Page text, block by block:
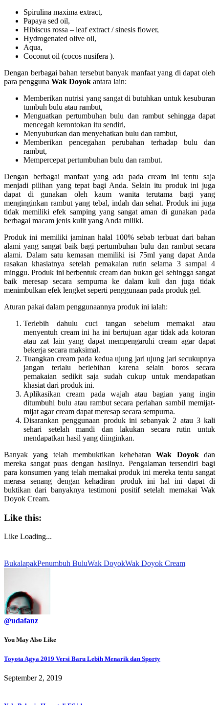
Spirulina maxima extract,
Papaya sed oil,
Hibiscus rossa – leaf extract / sinesis flower,
Hydrogenated olive oil,
Aqua,
Coconut oil (cocos nusifera ).
Dengan berbagai bahan tersebut banyak manfaat yang di dapat oleh
para pengguna Wak Doyok antara lain:
Memberikan nutrisi yang sangat di butuhkan untuk kesuburan
tumbuh bulu atau rambut,
Menguatkan pertumbuhan bulu dan rambut sehingga dapat
mencegah kerontokan itu sendiri,
Menyuburkan dan menyehatkan bulu dan rambut,
Memberikan pencegahan perubahan terhadap bulu dan
rambut,
Mempercepat pertumbuhan bulu dan rambut.
Dengan berbagai manfaat yang ada pada cream ini tentu saja
menjadi pilihan yang tepat bagi Anda. Selain itu produk ini juga
dapat di gunakan oleh kaum wanita terutama bagi yang
menginginkan rambut yang tebal, indah dan sehat. Produk ini juga
tidak memiliki efek samping yang sangat aman di gunakan pada
berbagai macam jenis kulit yang Anda miliki.
Produk ini memiliki jaminan halal 100% sebab terbuat dari bahan
alami yang sangat baik bagi pertumbuhan bulu dan rambut secara
alami. Dalam satu kemasan memiliki isi 75ml yang dapat Anda
rasakan khasiatnya setelah pemakaian rutin selama 3 sampai 4
minggu. Produk ini berbentuk cream dan bukan gel sehingga sangat
baik meresap secara sempurna ke dalam kuli dan juga tidak
menimbulkan efek lengket seperti penggunaan pada produk gel.
Aturan pakai dalam penggunaannya produk ini ialah:
Terlebih dahulu cuci tangan sebelum memakai atau
menyentuh cream ini ha ini bertujuan agar tidak ada kotoran
atau zat lain yang dapat mempengaruhi cream agar dapat
bekerja secara maksimal.
Tuangkan cream pada kedua ujung jari ujung jari secukupnya
jangan terlalu berlebihan karena selain boros secara
pemakaian sedikit saja sudah cukup untuk mendapatkan
khasiat dari produk ini.
Aplikasikan cream pada wajah atau bagian yang ingin
ditumbuhi bulu atau rambut secara perlahan sambil memijat-
mijat agar cream dapat meresap secara sempurna.
Disarankan penggunaan produk ini sebanyak 2 atau 3 kali
sehari setelah mandi dan lakukan secara rutin untuk
mendapatkan hasil yang diinginkan.
Banyak yang telah membuktikan kehebatanWak Doyokdan
mereka sangat puas dengan hasilnya. Pengalaman tersendiri bagi
para konsumen yang telah memakai produk ini mereka tentu sangat
merasa senang dengan kehadiran produk ini hal ini dapat di
buktikan dari banyaknya testimoni positif setelah memakai Wak
Doyok Cream.
Like this:
Like Loading...
BukalapakPenumbuh BuluWak DoyokWak Doyok Cream
@udafanz
You May Also Like
Toyota Agya 2019 Versi Baru Lebih Menarik dan Sporty
September 2, 2019